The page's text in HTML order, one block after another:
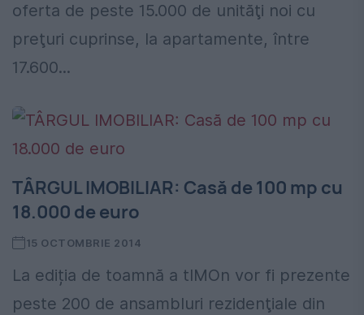
oferta de peste 15.000 de unităţi noi cu
preţuri cuprinse, la apartamente, între
17.600...
TÂRGUL IMOBILIAR: Casă de 100 mp cu
18.000 de euro
15 OCTOMBRIE 2014
La ediția de toamnă a tIMOn vor fi prezente
peste 200 de ansambluri rezidenţiale din